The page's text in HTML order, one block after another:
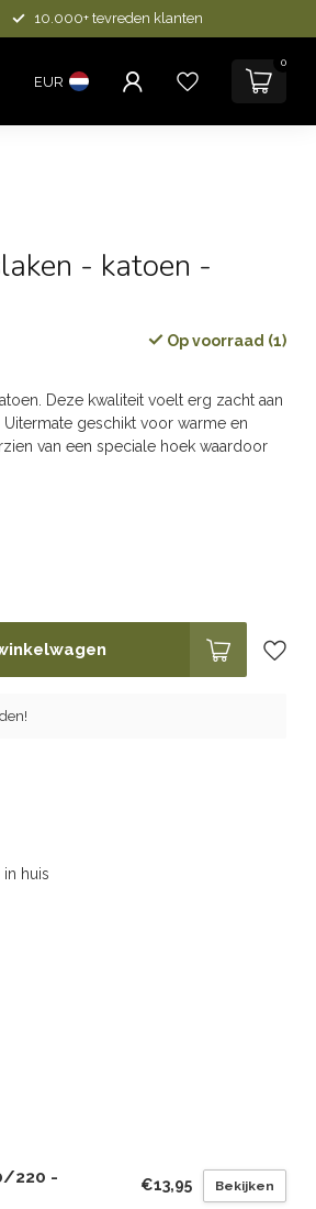
10.000+ tevreden klanten
EUR
0
- katoen -
Op voorraad (1)
Deze kwaliteit voelt erg zacht aan
geschikt voor warme en
van een speciale hoek waardoor
huis
220 -
€13,95 Bekijken